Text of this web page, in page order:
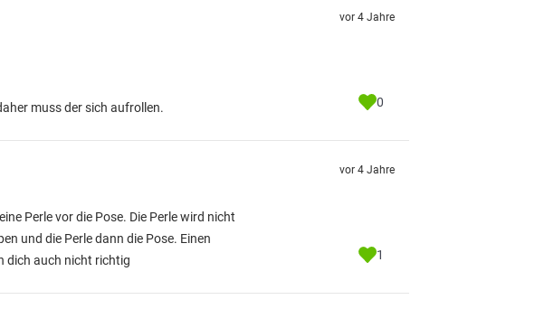
muss der sich aufrollen.
vor 4 Jahre
0
Perle vor die Pose. Die Perle wird nicht
und die Perle dann die Pose. Einen
dich auch nicht richtig
vor 4 Jahre
1